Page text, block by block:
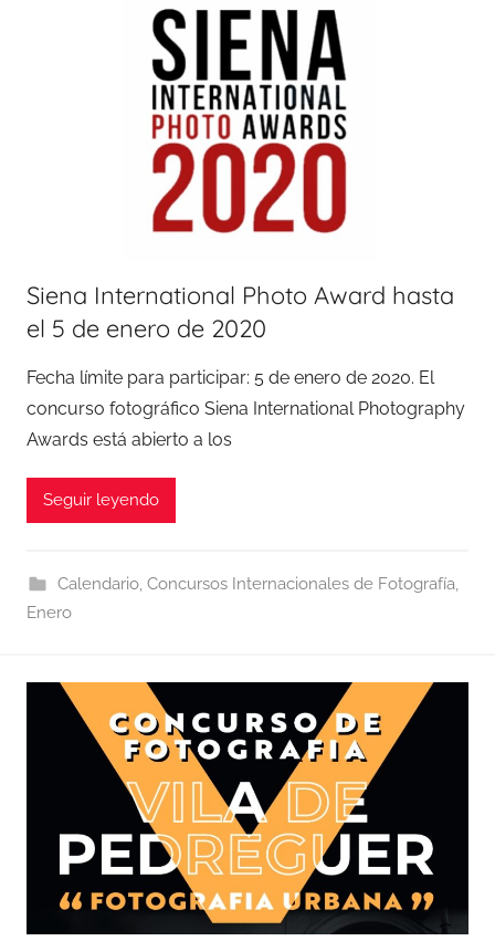
Siena International Photo Award hasta
el 5 de enero de 2020
Fecha límite para participar: 5 de enero de 2020. El
concurso fotográfico Siena International Photography
Awards está abierto a los
Seguir leyendo
Calendario, Concursos Internacionales de Fotografía,
Enero